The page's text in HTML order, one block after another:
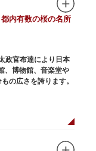
内有数の桜の名所
政官布達により日本
、博物館、音楽堂や
の広さを誇ります。
た園内は、桜の名
が一層風情を添え、
ずのいけ）は江戸時
ポットです。